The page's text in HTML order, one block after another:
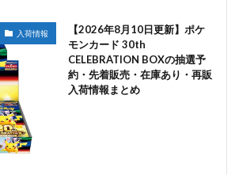
入荷情報
【2026年8月10日更新】ポケ
モンカード 30th
CELEBRATION BOXの抽選予
約・先着販売・在庫あり・再販
入荷情報まとめ